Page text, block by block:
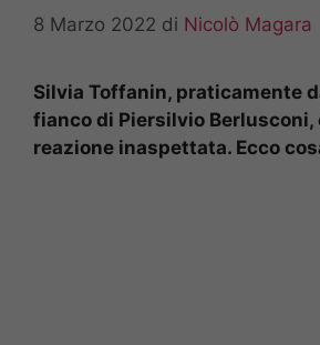
8 Marzo 2022 di Nicolò Magara
Silvia Toffanin, praticamente
fianco di Piersilvio Berlusconi,
reazione inaspettata. Ecco